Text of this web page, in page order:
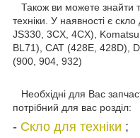
Також ви можете знайти
техніки. У наявності є
JS330, 3CX, 4CX),
BL71), CAT (428E, 428D),
(900, 904, 932)
Необхідні для Вас
потрібний для вас розділ:
- Скло для техніки ;